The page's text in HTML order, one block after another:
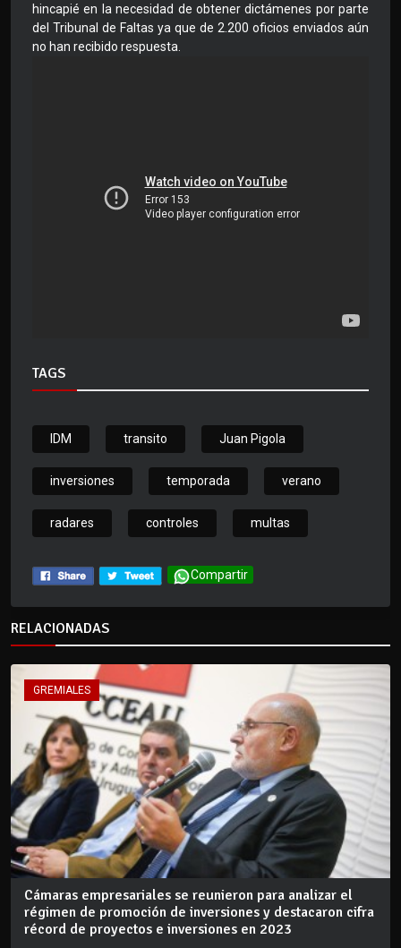
hincapié en la necesidad de obtener dictámenes por parte
del Tribunal de Faltas ya que de 2.200 oficios enviados aún
no han recibido respuesta.
TAGS
IDM transito Juan Pigola
inversiones temporada verano
radares controles multas
Compartir
RELACIONADAS
GREMIALES
Cámaras empresariales se reunieron para analizar el
régimen de promoción de inversiones y destacaron cifra
récord de proyectos e inversiones en 2023